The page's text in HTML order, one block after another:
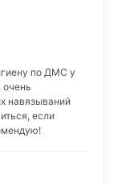
по ДМС у
очень
навязываний
если